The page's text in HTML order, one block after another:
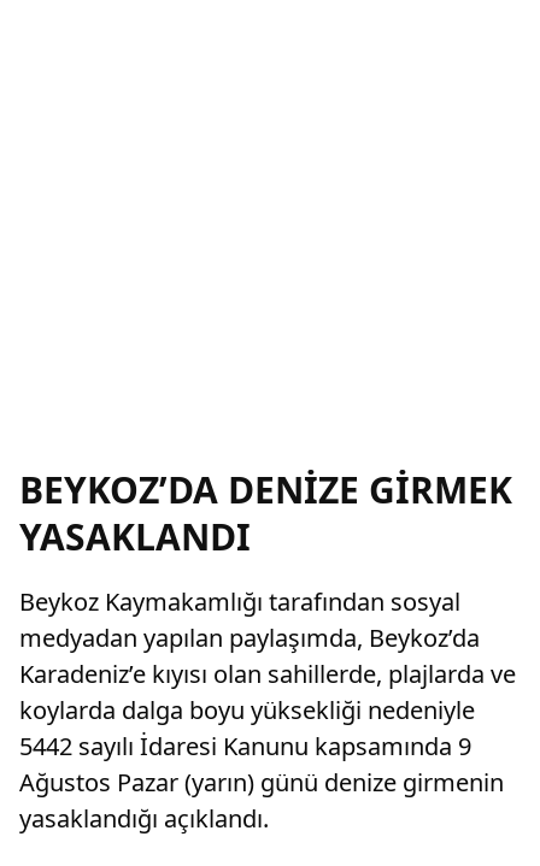
BEYKOZ’DA DENİZE GİRMEK
YASAKLANDI
Beykoz Kaymakamlığı tarafından sosyal
medyadan yapılan paylaşımda, Beykoz’da
Karadeniz’e kıyısı olan sahillerde, plajlarda ve
koylarda dalga boyu yüksekliği nedeniyle
5442 sayılı İdaresi Kanunu kapsamında 9
Ağustos Pazar (yarın) günü denize girmenin
yasaklandığı açıklandı.